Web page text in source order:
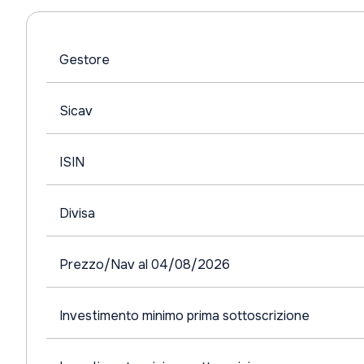
Gestore
Sicav
ISIN
Divisa
Prezzo/Nav al 04/08/2026
Investimento minimo prima sottoscrizione